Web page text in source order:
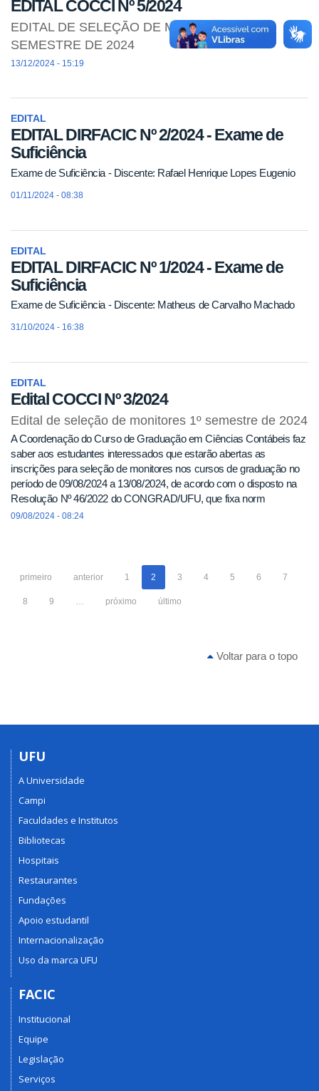
EDITAL COCCI Nº 5/2024
EDITAL DE SELEÇÃO DE MONITORES 2º
SEMESTRE DE 2024
13/12/2024 - 15:19
EDITAL
EDITAL DIRFACIC Nº 2/2024 - Exame de
Suficiência
Exame de Suficiência - Discente: Rafael Henrique Lopes Eugenio
01/11/2024 - 08:38
EDITAL
EDITAL DIRFACIC Nº 1/2024 - Exame de
Suficiência
Exame de Suficiência - Discente: Matheus de Carvalho Machado
31/10/2024 - 16:38
EDITAL
Edital COCCI Nº 3/2024
Edital de seleção de monitores 1º semestre de 2024
A Coordenação do Curso de Graduação em Ciências Contábeis faz
saber aos estudantes interessados que estarão abertas as
inscrições para seleção de monitores nos cursos de graduação no
período de 09/08/2024 a 13/08/2024, de acordo com o disposto na
Resolução Nº 46/2022 do CONGRAD/UFU, que fixa norm
09/08/2024 - 08:24
primeiro anterior 1 2 3 4 5 6 7
8 9 … próximo último
Voltar para o topo
UFU
A Universidade
Campi
Faculdades e Institutos
Bibliotecas
Hospitais
Restaurantes
Fundações
Apoio estudantil
Internacionalização
Uso da marca UFU
FACIC
Institucional
Equipe
Legislação
Serviços